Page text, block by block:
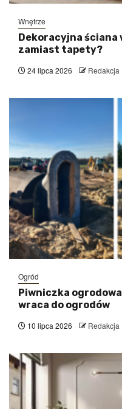
Wnętrze
Dekoracyjna ściana
zamiast tapety?
24 lipca 2026 Redakcja
Ogród
Piwniczka
wraca do ogrodów
10 lipca 2026 Redakcja